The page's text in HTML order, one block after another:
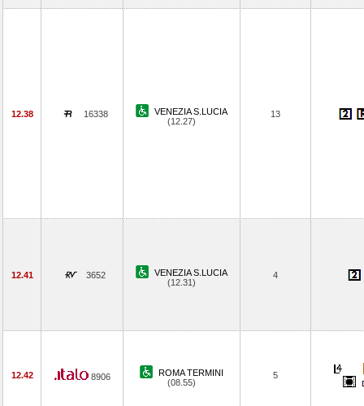
12.38 16338
VENEZIA S.LUCIA
(12.27)
13
12.41 3652
VENEZIA S.LUCIA
(12.31)
4
12.42 8906
ROMA TERMINI
(08.55)
5